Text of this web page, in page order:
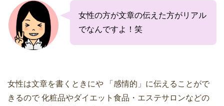
女性の方が文章の伝えた方がリアル
でなんですよ！笑
女性は文章を書くときにや 「感情的」に伝えることがで
きるので 化粧品やダイエット食品・エステサロンなどの